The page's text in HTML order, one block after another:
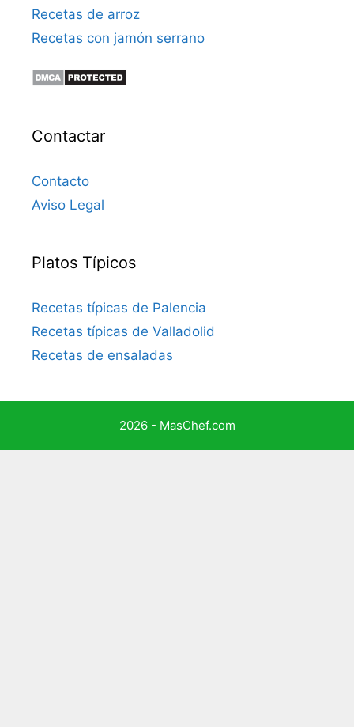
Recetas de arroz
Recetas con jamón serrano
Contactar
Contacto
Aviso Legal
Platos Típicos
Recetas típicas de Palencia
Recetas típicas de Valladolid
Recetas de ensaladas
2026 - MasChef.com